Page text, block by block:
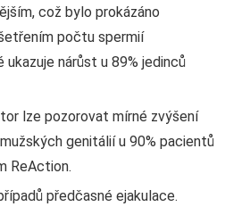
což bylo prokázáno
počtu spermií
nárůst u 89% jedinců
lze pozorovat mírné zvýšení
genitálií u 90% pacientů
ReAction.
předčasné ejakulace.